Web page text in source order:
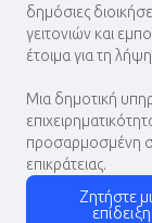
δημόσιες
γειτονιών και
έτοιμα για τη
Μια δημοτική
προσαρμοσμένη
επικράτειας.
Ζητήστε
επίδειξη